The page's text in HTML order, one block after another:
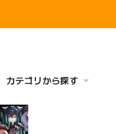
カテゴリから探す